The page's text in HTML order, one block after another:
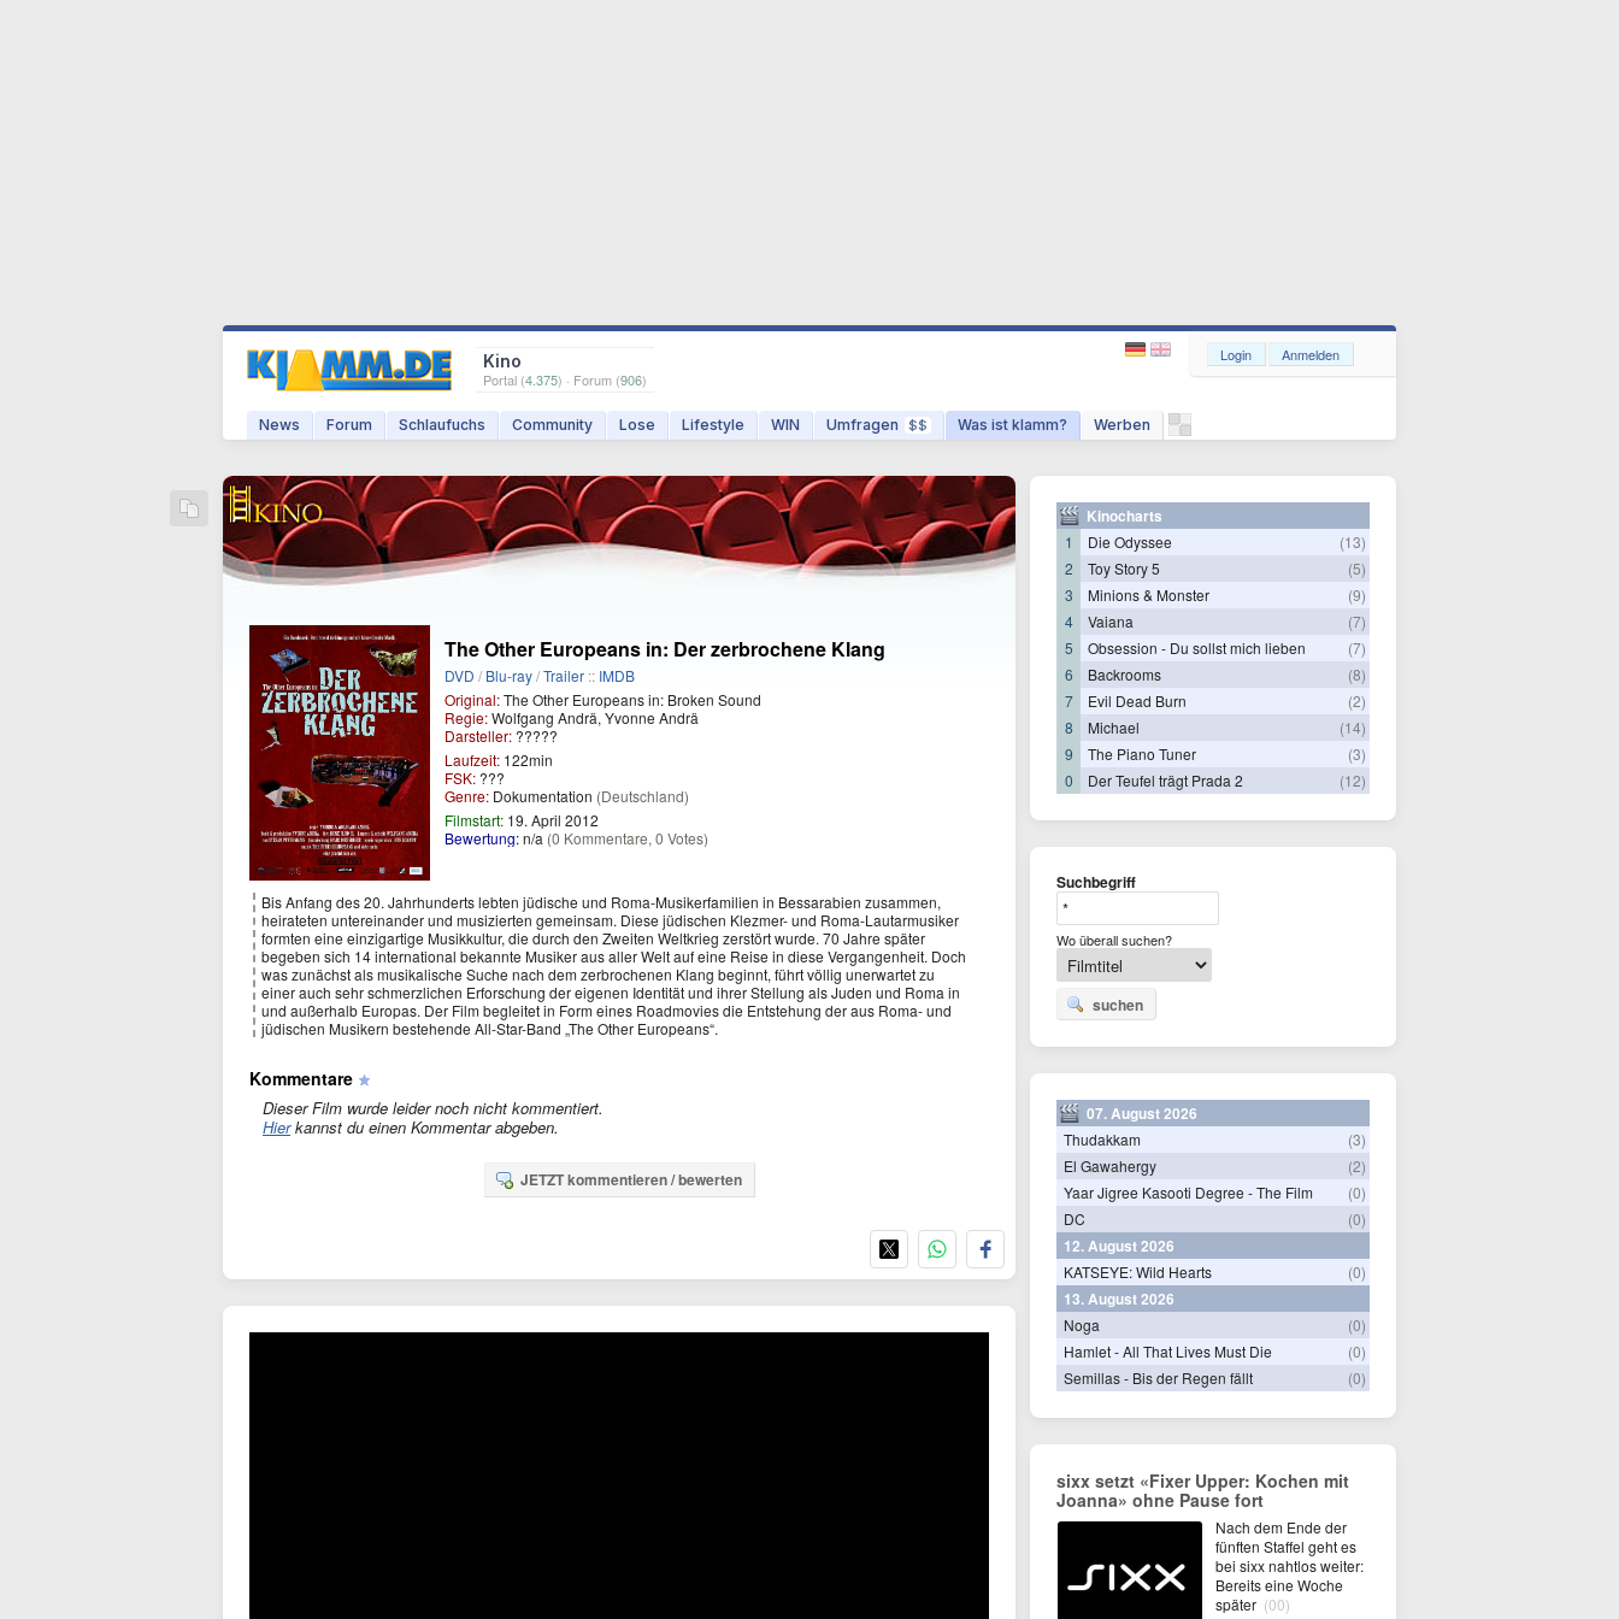
Kino
Portal (4.375) · Forum (906)
News Forum Schlaufuchs Community Lose Lifestyle WIN Umfragen $$ Was ist klamm? Werben
Login Anmelden
The Other Europeans in: Der zerbrochene Klang
DVD /Blu-ray/Trailer :: IMDB
Original:The Other Europeans in: Broken Sound
Regie:Wolfgang Andrä, Yvonne Andrä
Darsteller: ?????
Laufzeit: 122min
FSK: ???
Genre: Dokumentation (Deutschland)
Filmstart: 19. April 2012
Bewertung:n/a (0 Kommentare, 0 Votes)
Bis Anfang des 20. Jahrhunderts lebten jüdische und Roma-Musikerfamilien in Bessarabien zusammen,
heirateten untereinander und musizierten gemeinsam. Diese jüdischen Klezmer- und Roma-Lautarmusiker
formten eine einzigartige Musikkultur, die durch den Zweiten Weltkrieg zerstört wurde. 70 Jahre später
begeben sich 14 international bekannte Musiker aus aller Welt auf eine Reise in diese Vergangenheit. Doch
was zunächst als musikalische Suche nach dem zerbrochenen Klang beginnt, führt völlig unerwartet zu
einer auch sehr schmerzlichen Erforschung der eigenen Identität und ihrer Stellung als Juden und Roma in
und außerhalb Europas. Der Film begleitet in Form eines Roadmovies die Entstehung der aus Roma- und
jüdischen Musikern bestehende All-Star-Band „The Other Europeans“.
Kommentare
Dieser Film wurde leider noch nicht kommentiert.
Hierkannst du einen Kommentar abgeben.
JETZT kommentieren / bewerten
Kinocharts
1 Die Odyssee
(13)
2
Toy Story 5
(5)
3
Minions & Monster
(9)
4
Vaiana
(7)
5
Obsession - Du sollst mich lieben
(7)
6
Backrooms
(8)
7
Evil Dead Burn
(2)
8
Michael
(14)
9
The Piano Tuner
(3)
0
Der Teufel trägt Prada 2 (12)
Suchbegriff
Wo überall suchen?
suchen
07. August 2026
Thudakkam
(3)
El Gawahergy
(2)
Yaar Jigree Kasooti Degree - The Film
(0)
DC
(0)
12. August 2026
KATSEYE: Wild Hearts (0)
13. August 2026
Noga
(0)
Hamlet - All That Lives Must Die
(0)
Semillas - Bis der Regen fällt
(0)
sixx setzt «Fixer Upper: Kochen mit
Joanna» ohne Pause fort
Nach dem Ende der
fünften Staffel geht es
bei sixx nahtlos weiter:
Bereits eine Woche
später (00)